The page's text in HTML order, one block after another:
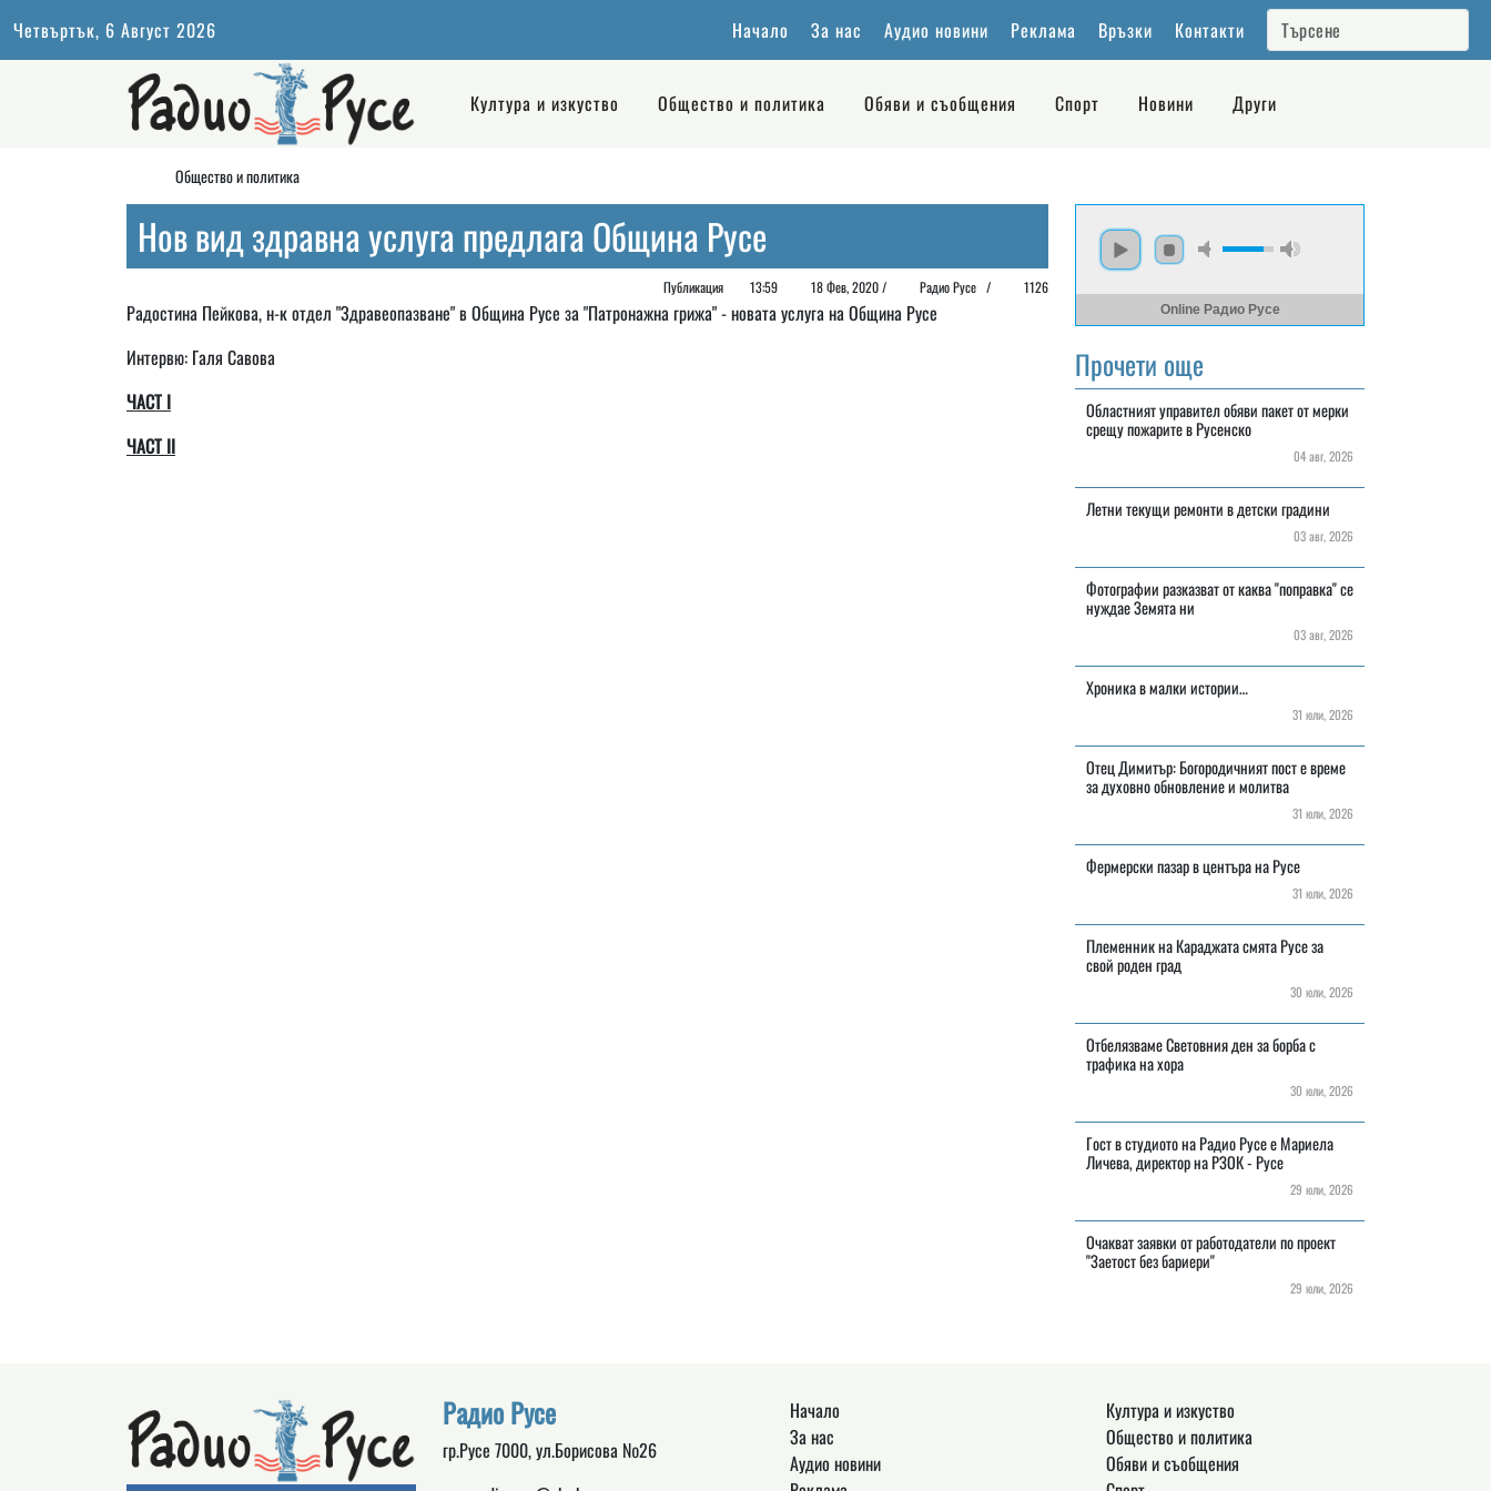
Четвъртък, 6 Август 2026 Начало За нас Аудио новини Реклама Връзки Контакти
Култура и изкуство Общество и политика Обяви и съобщения Спорт Новини Други
Общество и политика
Нов вид здравна услуга предлага Община Русе
Публикация 13:59 18 Фев, 2020 / Радио Русе / 1126
Радостина Пейкова, н-к отдел "Здравеопазване" в Община Русе за "Патронажна грижа" - новата услуга на Община Русе
Интервю: Галя Савова
ЧАСТ І
ЧАСТ ІІ
Online Радио Русе
Прочети още
Областният управител обяви пакет от мерки
срещу пожарите в Русенско
04 авг, 2026
Летни текущи ремонти в детски градини
03 авг, 2026
Фотографии разказват от каква "поправка" се
нуждае Земята ни
03 авг, 2026
Хроника в малки истории…
31 юли, 2026
Отец Димитър: Богородичният пост е време
за духовно обновление и молитва
31 юли, 2026
Фермерски пазар в центъра на Русе
31 юли, 2026
Племенник на Караджата смята Русе за
свой роден град
30 юли, 2026
Отбелязваме Световния ден за борба с
трафика на хора
30 юли, 2026
Гост в студиото на Радио Русе е Мариела
Личева, директор на РЗОК - Русе
29 юли, 2026
Очакват заявки от работодатели по проект
"Заетост без бариери"
29 юли, 2026
Радио Русе
гр.Русе 7000, ул.Борисова №26
Начало
За нас
Аудио новини
Култура и изкуство
Общество и политика
Обяви и съобщения